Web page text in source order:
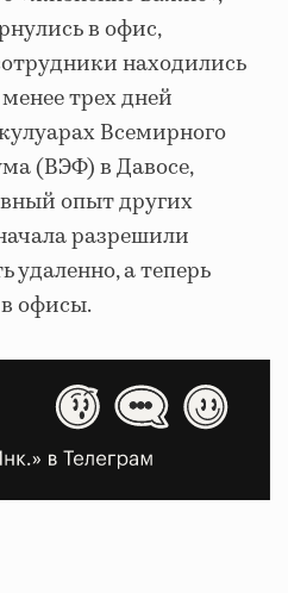
в офис,
находились
трех дней
Всемирного
(ВЭФ) в Давосе,
опыт других
разрешили
удаленно, а теперь
офисы.